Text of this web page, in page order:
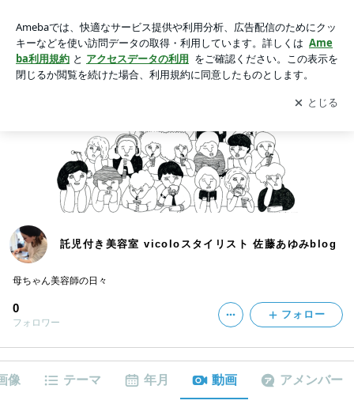
アプリをダウンロードして ブログの更新通知
を受け取りまし
ょう。
開く
託児付き美容室 vicoloスタイリスト 佐藤あゆみblog
母ちゃん美容師の日々
0
フォロワー
フォロー
像 テーマ 年月 動画 アメンバー